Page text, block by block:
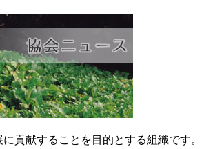
貢献することを目的とする組織です。